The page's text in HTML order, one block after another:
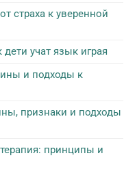
страха к уверенной
учат язык играя
и подходы к
признаки и подходы
принципы и